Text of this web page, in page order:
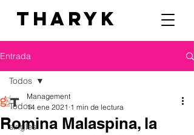
THARYK
Entrada
Todos
singles
Todos
Romina Malaspina, la
Management
14 ene 2021 1 min de lectura